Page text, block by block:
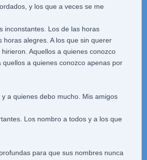
y los que a veces se me
inconstantes. Los de las horas
horas alegres. A los que sin querer
Aquellos a quienes conozco
quellos a quienes conozco apenas por
a quienes debo mucho. Mis amigos
Los nombro a todos y a los que
para que sus nombres nunca